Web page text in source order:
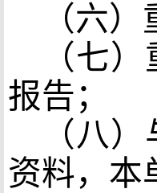
（六
（七
报告；
（八
资料，本